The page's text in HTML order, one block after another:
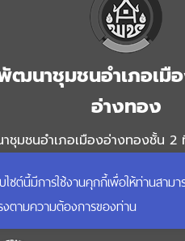
ฒนาชุมชนอำเภอเมื
อ่างทอง
มชนอำเภอเมืองอ่างทองชั้น 2
บาล1 อำเภอเมืองอ่างทอง จังห
รศัพท์ : 035611594, โทรสาร :
ไซต์นี้มีการใช้งานคุกกี้เพื่อให้ท่านสาม
ตามความต้องการของท่าน